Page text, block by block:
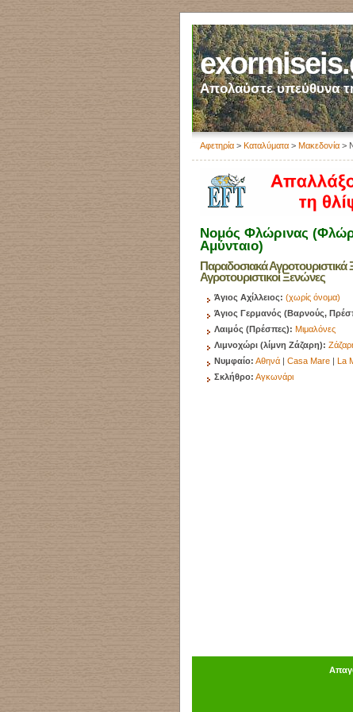
Απολαύστε υπεύθυνα
Αφετηρία > Καταλύματα > Μακεδονία >
Νομός Φλώρινας
Αμύνταιο)
Παραδοσιακά Αγροτουριστικά
Αγροτουριστικοί Ξενώνες
Άγιος Αχίλλειος: (χωρίς όνομα)
Άγιος Γερμανός (Βαρνούς,
Λαιμός (Πρέσπες): Μιμαλόνες
Λιμνοχώρι (λίμνη Ζάζαρη):
Νυμφαίο: Αθηνά | Casa Mare | La
Σκλήθρο: Αγκωνάρι